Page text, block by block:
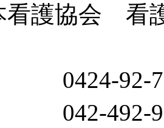
看護協会 看
92-
492-